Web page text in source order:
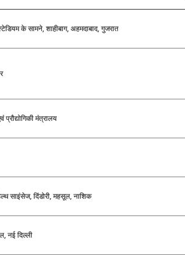
के सामने, शाहीबाग, अहमदाबाद, गुजरात
प्रौद्योगिकी मंत्रालय
साइंसेज, दिंडोरी, महसूल, नाशिक
नई दिल्ली